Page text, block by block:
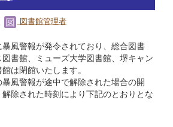
図書館管理者
風警報が発令されており、総合図書
書館、ミューズ大学図書館、堺キャン
は閉館いたします。
風警報が途中で解除された場合の開
除された時刻により下記のとおりとな